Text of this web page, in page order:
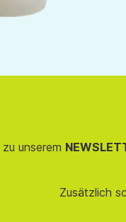
zu unserem
Zusätzlich